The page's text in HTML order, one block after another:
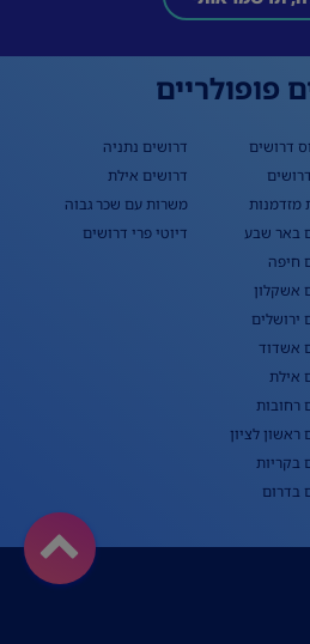
פופולריים
דרושים
מזדמנות
באר שבע
חיפה
אשקלון
ירושלים
אשדוד
אילת
רחובות
ראשון לציון
בקריות
בדרום
דרושים נתניה
דרושים אילת
משרות עם שכר גבוה
דיוטי פרי דרושים